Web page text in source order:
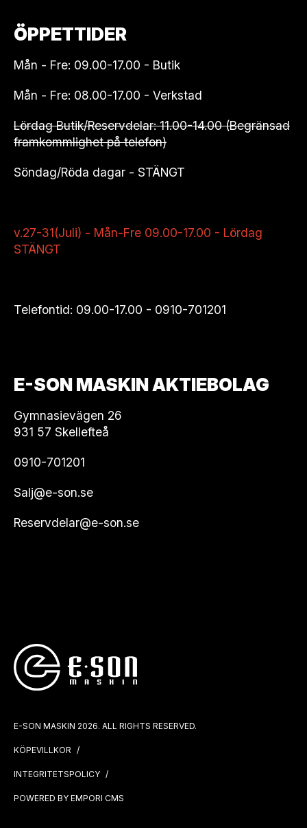
ÖPPETTIDER
Mån - Fre: 09.00-17.00 - Butik
Mån - Fre: 08.00-17.00 - Verkstad
Lördag Butik/Reservdelar: 11.00-14.00 (Begränsad
framkommlighet på telefon)
Söndag/Röda dagar - STÄNGT
v.27-31(Juli) - Mån-Fre 09.00-17.00 - Lördag
STÄNGT
Telefontid: 09.00-17.00 - 0910-701201
E-SON MASKIN AKTIEBOLAG
Gymnasievägen 26
931 57 Skellefteå
0910-701201
Salj@e-son.se
Reservdelar@e-son.se
E-SON MASKIN 2026. ALL RIGHTS RESERVED.
KÖPEVILLKOR
INTEGRITETSPOLICY
POWERED BY EMPORI CMS